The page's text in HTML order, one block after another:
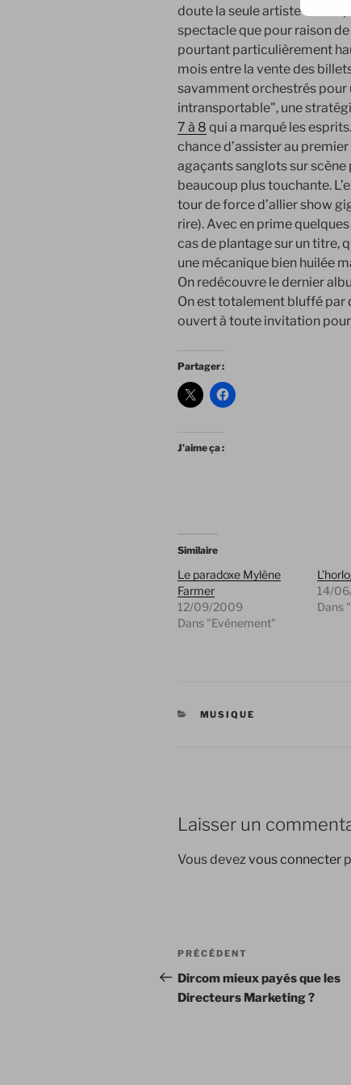
doute la seule artiste
spectacle que pour raison
pourtant particulièrement
mois entre la vente des
savamment orchestrés pour
intransportable", une
7 à 8 qui a marqué les
chance d’assister au
agaçants sanglots sur
beaucoup plus touchante.
tour de force d’allier show
rire). Avec en prime
cas de plantage sur un titre,
une mécanique bien huilée
On redécouvre le dernier
On est totalement bluffé par
ouvert à toute invitation
Partager :
J’aime ça :
Similaire
Le paradoxe Mylène
Farmer
12/09/2009
Dans "Evénement"
14/
Dans
CATÉGORIES
MUSIQUE
Laisser un
Vous devez vous connecter
Navigation
de
l’article
Article
précédent
PRÉCÉDENT
Dircom mieux payés que les
Directeurs Marketing ?